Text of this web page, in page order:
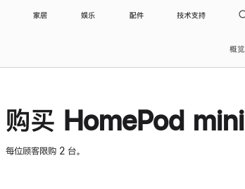
家居 娱乐 配件 技术支持
概览
购买 HomePod mini
每位顾客限购 2 台。